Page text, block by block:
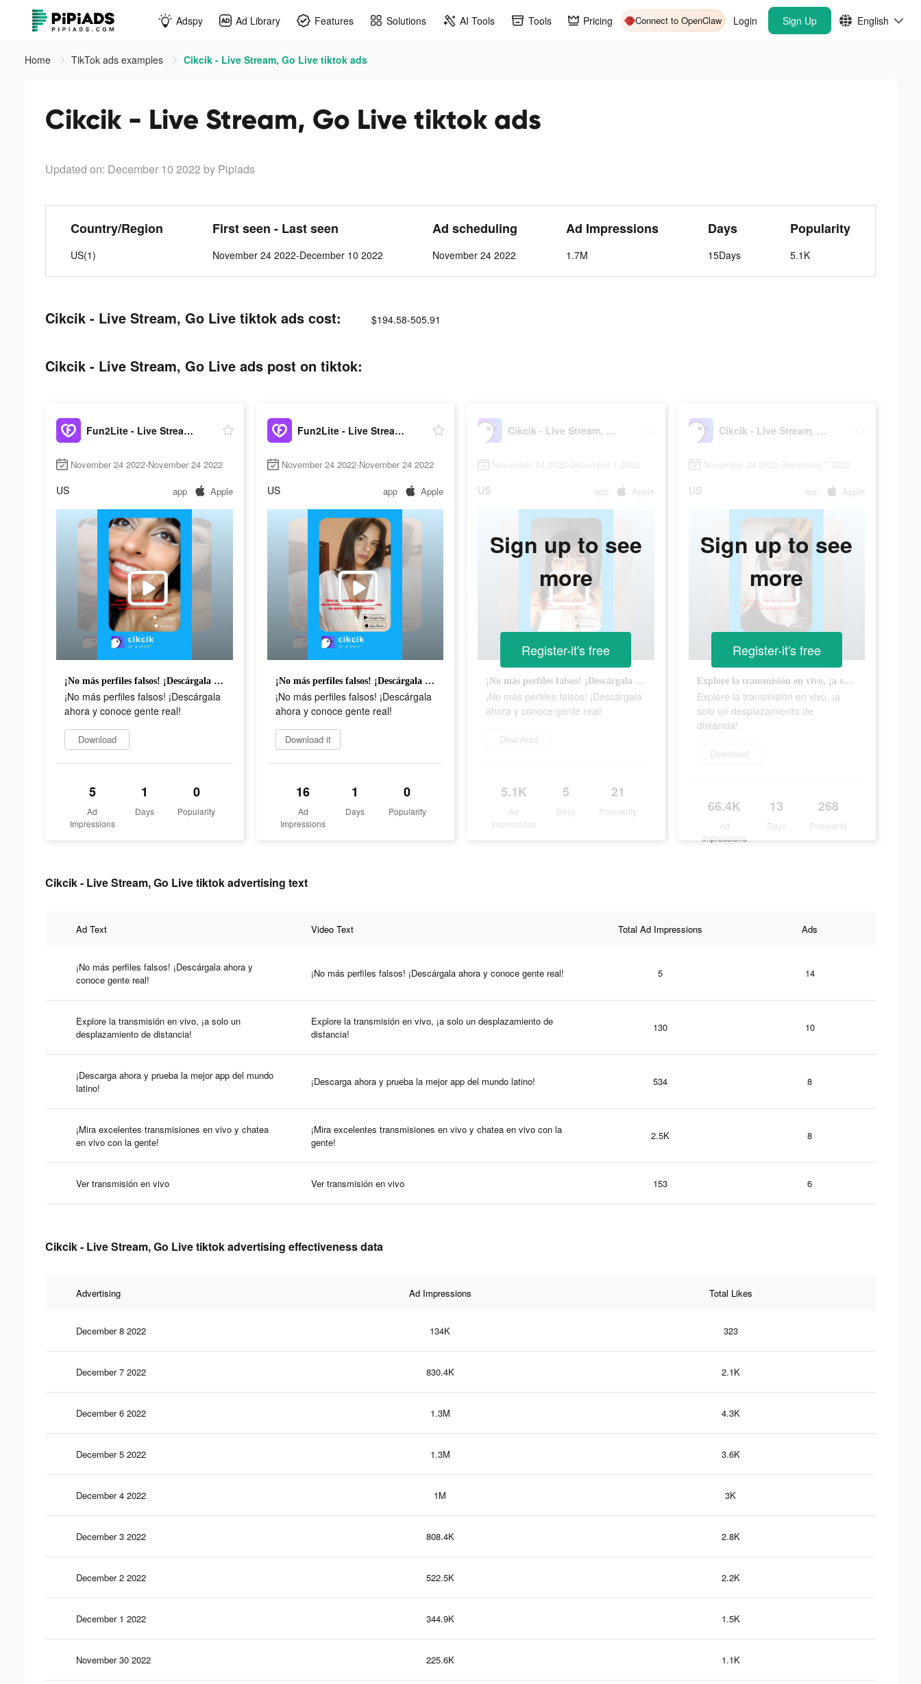
Adspy Ad Library Features Solutions AI Tools Tools Pricing Connect to OpenClaw Login Sign Up English
Home TikTok ads examples Cikcik - Live Stream, Go Live tiktok ads
Cikcik - Live Stream, Go Live tiktok ads
Updated on: December 10 2022 by Pipiads
Country/Region
US(1)
First seen - Last seen
November 24 2022-December 10 2022
Ad scheduling
November 24 2022
Ad Impressions
1.7M
Days
15Days
Popularity
5.1K
Cikcik - Live Stream, Go Live tiktok ads cost: $194.58-505.91
Cikcik - Live Stream, Go Live ads post on tiktok:
Fun2Lite - Live Stream,Go Live
November 24 2022-November 24 2022
US app Apple
¡No más perfiles falsos! ¡Descárgala ahora y conoce gente real!
¡No más perfiles falsos! ¡Descárgala
ahora y conoce gente real!
Download
5
Ad
Impressions
1
Days
0
Popularity
Fun2Lite - Live Stream,Go Live
November 24 2022-November 24 2022
US app Apple
¡No más perfiles falsos! ¡Descárgala ahora y conoce gente real!
¡No más perfiles falsos! ¡Descárgala
ahora y conoce gente real!
Download it
16
Ad
Impressions
1
Days
0
Popularity
Cikcik - Live Stream, Go Live
November 24 2022-December 1 2022
US app Apple
¡No más perfiles falsos! ¡Descárgala ahora y conoce gente real!
¡No más perfiles falsos! ¡Descárgala
ahora y conoce gente real!
Download
5.1K
Ad
Impressions
5
Days
21
Popularity
Sign up to see
more
Register-it's free
Cikcik - Live Stream, Go Live
November 24 2022-December 7 2022
US app Apple
Explore la transmisión en vivo, ¡a solo un desplazamiento de distancia!
Explore la transmisión en vivo, ¡a
solo un desplazamiento de
distancia!
Download
66.4K
Ad
Impressions
13
Days
268
Popularity
Sign up to see
more
Register-it's free
Cikcik - Live Stream, Go Live tiktok advertising text
Ad Text Video Text Total Ad Impressions Ads
¡No más perfiles falsos! ¡Descárgala ahora y
conoce gente real!
¡No más perfiles falsos! ¡Descárgala ahora y conoce gente real! 5 14
Explore la transmisión en vivo, ¡a solo un
desplazamiento de distancia!
Explore la transmisión en vivo, ¡a solo un desplazamiento de
distancia!
130 10
¡Descarga ahora y prueba la mejor app del mundo
latino!
¡Descarga ahora y prueba la mejor app del mundo latino! 534 8
¡Mira excelentes transmisiones en vivo y chatea
en vivo con la gente!
¡Mira excelentes transmisiones en vivo y chatea en vivo con la
gente!
2.5K 8
Ver transmisión en vivo Ver transmisión en vivo 153 6
Cikcik - Live Stream, Go Live tiktok advertising effectiveness data
Advertising Ad Impressions Total Likes
December 8 2022 134K 323
December 7 2022 830.4K 2.1K
December 6 2022 1.3M 4.3K
December 5 2022 1.3M 3.6K
December 4 2022 1M 3K
December 3 2022 808.4K 2.8K
December 2 2022 522.5K 2.2K
December 1 2022 344.9K 1.5K
November 30 2022 225.6K 1.1K